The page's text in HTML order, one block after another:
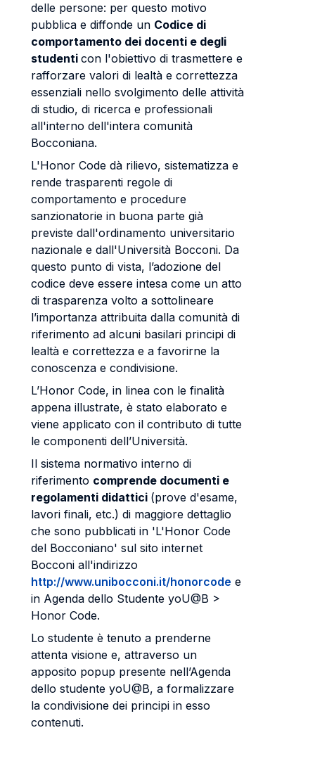
delle persone: per questo motivo
pubblica e diffonde un Codice di
comportamento dei docenti e degli
studenti con l'obiettivo di trasmettere e
rafforzare valori di lealtà e correttezza
essenziali nello svolgimento delle attività
di studio, di ricerca e professionali
all'interno dell'intera comunità
Bocconiana.
L'Honor Code dà rilievo, sistematizza e
rende trasparenti regole di
comportamento e procedure
sanzionatorie in buona parte già
previste dall'ordinamento universitario
nazionale e dall'Università Bocconi. Da
questo punto di vista, l’adozione del
codice deve essere intesa come un atto
di trasparenza volto a sottolineare
l’importanza attribuita dalla comunità di
riferimento ad alcuni basilari principi di
lealtà e correttezza e a favorirne la
conoscenza e condivisione.
L’Honor Code, in linea con le finalità
appena illustrate, è stato elaborato e
viene applicato con il contributo di tutte
le componenti dell’Università.
Il sistema normativo interno di
riferimento comprende documenti e
regolamenti didattici (prove d'esame,
lavori finali, etc.) di maggiore dettaglio
che sono pubblicati in 'L'Honor Code
del Bocconiano' sul sito internet
Bocconi all'indirizzo
http://www.unibocconi.it/honorcode e
in Agenda dello Studente yoU@B >
Honor Code.
Lo studente è tenuto a prenderne
attenta visione e, attraverso un
apposito popup presente nell’Agenda
dello studente yoU@B, a formalizzare
la condivisione dei principi in esso
contenuti.